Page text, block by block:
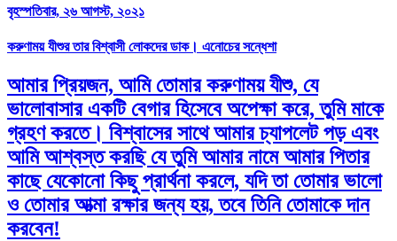
বৃহস্পতিবার, ২৬ আগস্ট, ২০২১
করুণাময় যীশুর তার বিশ্বাসী লোকদের ডাক। এনোচের সন্ধেশা
আমার প্রিয়জন, আমি তোমার করুণাময় যীশু, যে
ভালোবাসার একটি বেগার হিসেবে অপেক্ষা করে, তুমি মাকে
গ্রহণ করতে। বিশ্বাসের সাথে আমার চ্যাপলেট পড় এবং
আমি আশ্বস্ত করছি যে তুমি আমার নামে আমার পিতার
কাছে যেকোনো কিছু প্রার্থনা করলে, যদি তা তোমার ভালো
ও তোমার আত্মা রক্ষার জন্য হয়, তবে তিনি তোমাকে দান
করবেন!